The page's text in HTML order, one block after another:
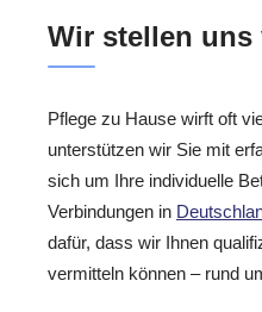
Wir stellen uns
Pflege zu Hause wirft oft
unterstützen wir Sie mit
sich um Ihre individuelle
Verbindungen in
dafür, dass wir Ihnen
vermitteln können – rund